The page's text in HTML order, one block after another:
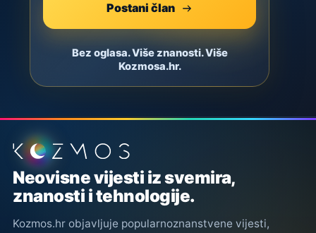
Postani član
Bez oglasa. Više znanosti. Više
Kozmosa.hr.
Podnožje stranice
Neovisne vijesti iz svemira,
znanosti i tehnologije.
Kozmos.hr objavljuje popularnoznanstvene vijesti,